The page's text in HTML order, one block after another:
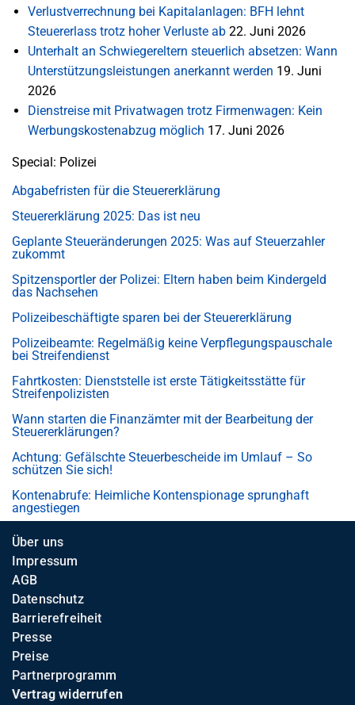
Verlustverrechnung bei Kapitalanlagen: BFH lehnt
Steuererlass trotz hoher Verluste ab 22. Juni 2026
Unterhalt an Schwiegereltern steuerlich absetzen: Wann
Unterstützungsleistungen anerkannt werden 19. Juni
2026
Dienstreise mit Privatwagen trotz Firmenwagen: Kein
Werbungskostenabzug möglich 17. Juni 2026
Special: Polizei
Abgabefristen für die Steuererklärung
Steuererklärung 2025: Das ist neu
Geplante Steueränderungen 2025: Was auf Steuerzahler
zukommt
Spitzensportler der Polizei: Eltern haben beim Kindergeld
das Nachsehen
Polizeibeschäftigte sparen bei der Steuererklärung
Polizeibeamte: Regelmäßig keine Verpflegungspauschale
bei Streifendienst
Fahrtkosten: Dienststelle ist erste Tätigkeitsstätte für
Streifenpolizisten
Wann starten die Finanzämter mit der Bearbeitung der
Steuererklärungen?
Achtung: Gefälschte Steuerbescheide im Umlauf – So
schützen Sie sich!
Kontenabrufe: Heimliche Kontenspionage sprunghaft
angestiegen
Über uns
Impressum
AGB
Datenschutz
Barrierefreiheit
Presse
Preise
Partnerprogramm
Vertrag widerrufen